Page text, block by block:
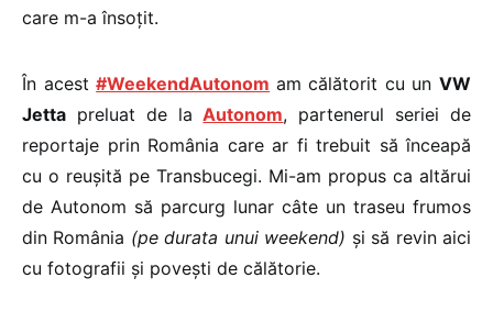
care m-a însoțit.
În acest#WeekendAutonom am călătorit cu unVW
Jetta preluat de laAutonom, partenerul seriei de
reportaje prin România care ar fi trebuit să înceapă
cu o reușită pe Transbucegi. Mi-am propus ca altărui
de Autonom să parcurg lunar câte un traseu frumos
din România (pe durata unui weekend) și să revin aici
cu fotografii și povești de călătorie.